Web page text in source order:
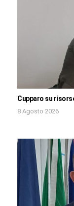
Cupparo su
8 Agosto 2026